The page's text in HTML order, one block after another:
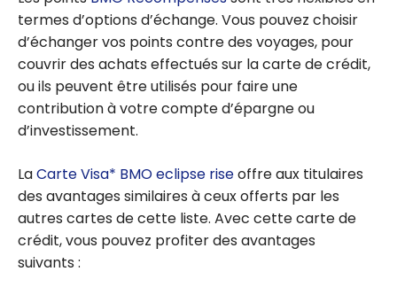
termes d’options d’échange. Vous pouvez choisir
d’échanger vos points contre des voyages, pour
couvrir des achats effectués sur la carte de crédit,
ou ils peuvent être utilisés pour faire une
contribution à votre compte d’épargne ou
d’investissement.
LaCarte Visa* BMO eclipse riseoffre aux titulaires
des avantages similaires à ceux offerts par les
autres cartes de cette liste. Avec cette carte de
crédit, vous pouvez profiter des avantages
suivants :